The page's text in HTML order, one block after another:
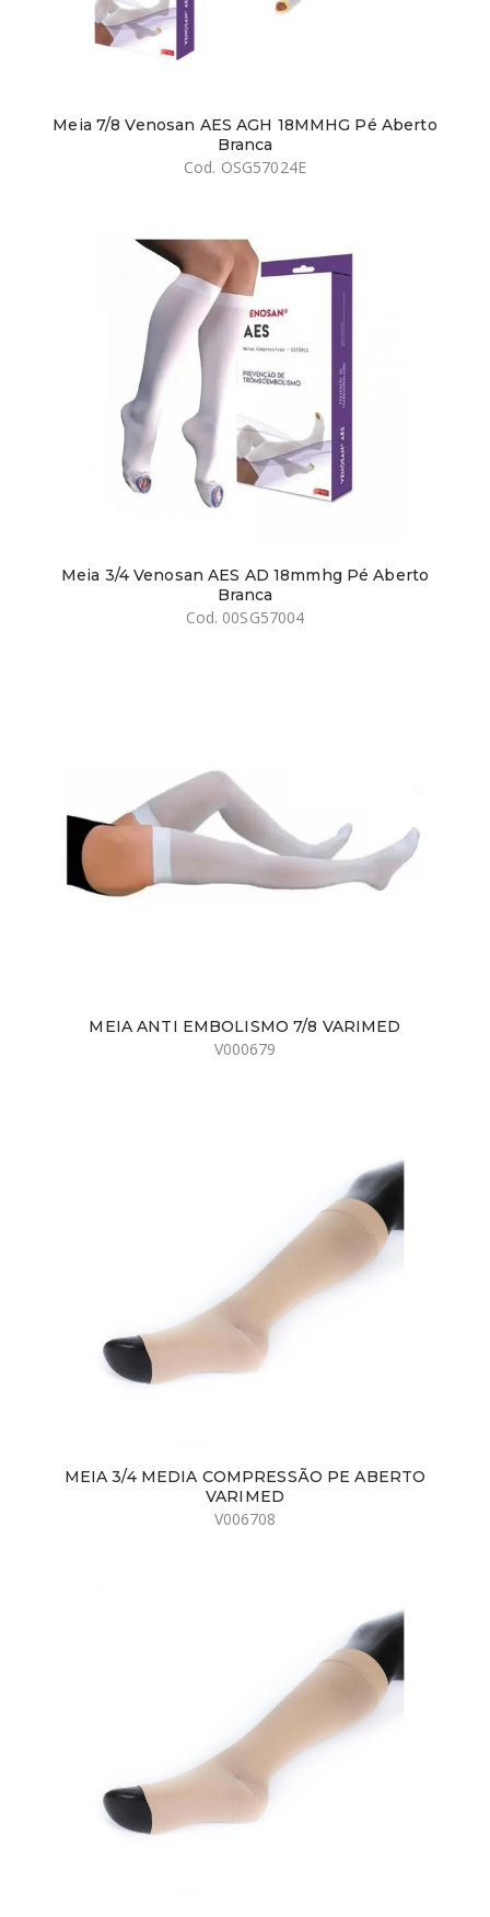
Meia 7/8 Venosan AES AGH 18MMHG Pé Aberto
Branca
Cod. OSG57024E
Meia 3/4 Venosan AES AD 18mmhg Pé Aberto
Branca
Cod. 00SG57004
MEIA ANTI EMBOLISMO 7/8 VARIMED
V000679
MEIA 3/4 MEDIA COMPRESSÃO PE ABERTO
VARIMED
V006708